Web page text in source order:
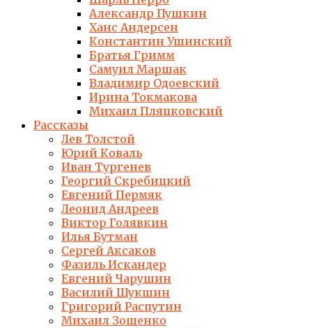
Александр Пушкин
Ханс Андерсен
Константин Ушинский
Братья Гримм
Самуил Маршак
Владимир Одоевский
Ирина Токмакова
Михаил Пляцковский
Рассказы
Лев Толстой
Юрий Коваль
Иван Тургенев
Георгий Скребицкий
Евгений Пермяк
Леонид Андреев
Виктор Голявкин
Илья Бутман
Сергей Аксаков
Фазиль Искандер
Евгений Чарушин
Василий Шукшин
Григорий Распутин
Михаил Зощенко